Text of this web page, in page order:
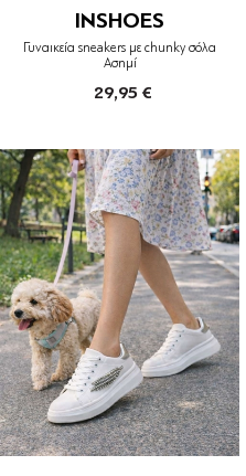
INSHOES
Γυναικεία sneakers με chunky σόλα
Ασημί
29,95 €